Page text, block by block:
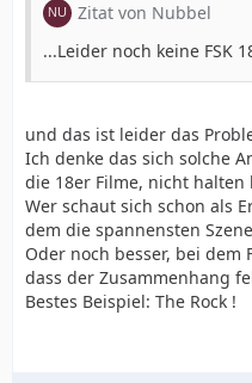
Zitat von Nubbel
...Leider noch keine FSK
und das ist leider das
Ich denke das sich solche
die 18er Filme, nicht halten
Wer schaut sich schon als
dem die spannensten
Oder noch besser, bei
dass der Zusammenhang
Bestes Beispiel: The Rock !